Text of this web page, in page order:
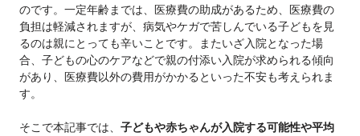
のです。一定年齢までは、医療費の助成があるため、医療費の
負担は軽減されますが、病気やケガで苦しんでいる子どもを見
るのは親にとっても辛いことです。またいざ入院となった場
合、子どもの心のケアなどで親の付添い入院が求められる傾向
があり、医療費以外の費用がかかるといった不安も考えられま
す。
そこで本記事では、 子どもや赤ちゃんが入院する可能性や平均